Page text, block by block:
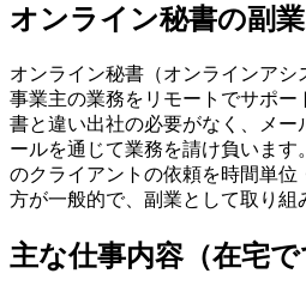
オンライン秘書の副
オンライン秘書（オンラインアシ
事業主の業務をリモートでサポ
書と違い出社の必要がなく、メー
ールを通じて業務を請け負います
のクライアントの依頼を時間単位
方が一般的で、副業として取り組
主な仕事内容（在宅で